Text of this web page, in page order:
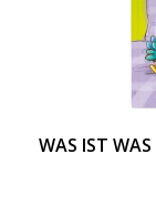
WAS IST